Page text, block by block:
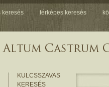
keresés térképes keresés
KULCSSZAVAS
KERESÉS